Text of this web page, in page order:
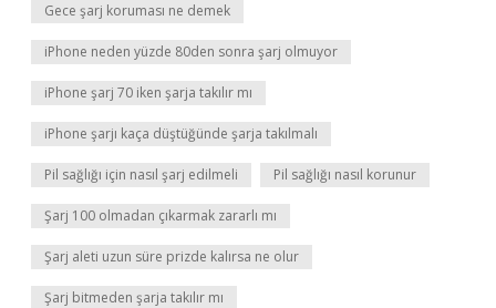
Gece şarj koruması ne demek
iPhone neden yüzde 80den sonra şarj olmuyor
iPhone şarj 70 iken şarja takılır mı
iPhone şarjı kaça düştüğünde şarja takılmalı
Pil sağlığı için nasıl şarj edilmeli Pil sağlığı nasıl korunur
Şarj 100 olmadan çıkarmak zararlı mı
Şarj aleti uzun süre prizde kalırsa ne olur
Şarj bitmeden şarja takılır mı